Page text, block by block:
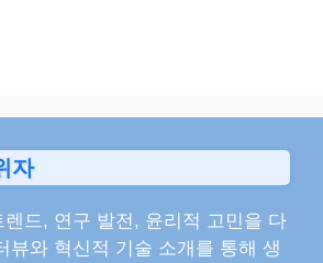
자
드, 연구 발전, 윤리적 고민을 다
뷰와 혁신적 기술 소개를 통해 생